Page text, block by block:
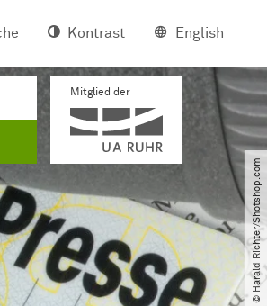
Kontrast English
Mitglied der
© Harald Richter​/​Shotshop.com